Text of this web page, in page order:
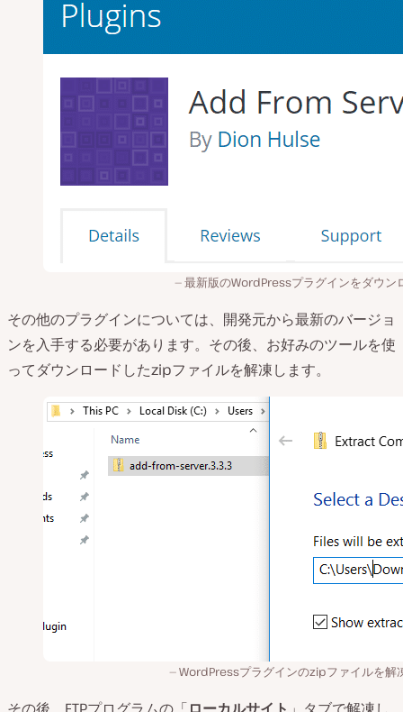
最新版のWordPressプラグインをダウン
その他のプラグインについては、開発元から最新のバージョ
ンを入手する必要があります。その後、お好みのツールを使
ってダウンロードしたzipファイルを解凍します。
WordPressプラグインのzipファイルを解